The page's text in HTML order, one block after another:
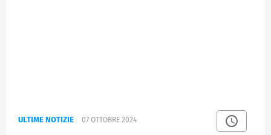
ULTIME NOTIZIE 07 OTTOBRE 2024